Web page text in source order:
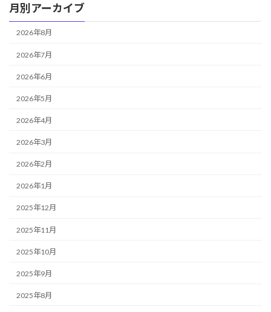
月別アーカイブ
2026年8月
2026年7月
2026年6月
2026年5月
2026年4月
2026年3月
2026年2月
2026年1月
2025年12月
2025年11月
2025年10月
2025年9月
2025年8月